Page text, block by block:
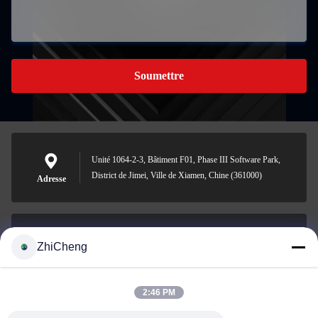
Soumettre
Adresse
Unité 1064-2-3, Bâtiment F01, Phase III Software Park,
District de Jimei, Ville de Xiamen, Chine (361000)
ZhiCheng
2:46 PM